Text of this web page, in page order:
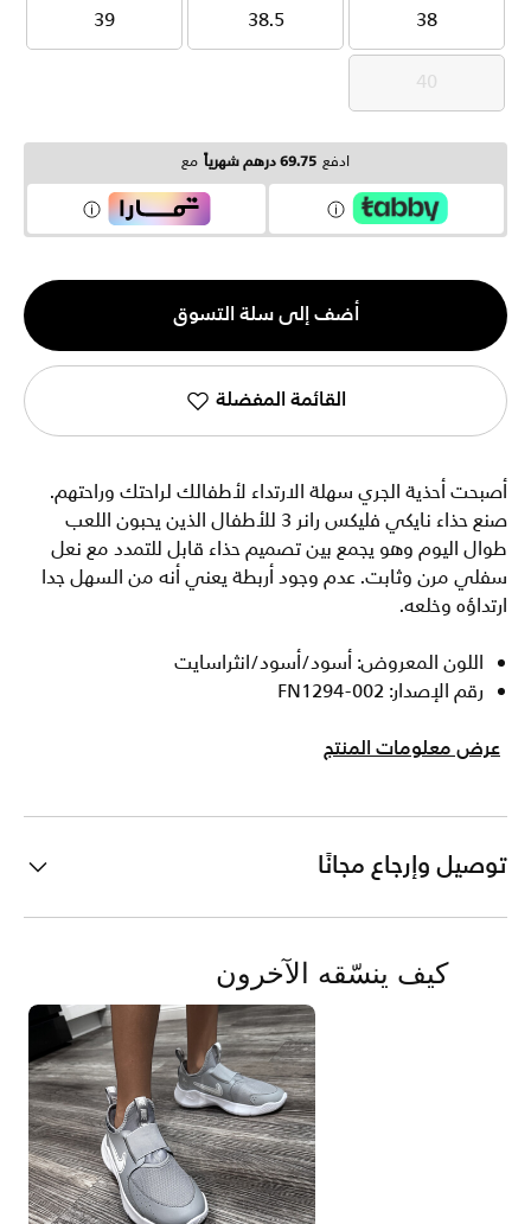
38
38
38.5
38.5
39
39
40
40
ادفع 69.75 درهم شهرياً مع
الكمية
1
أضف إلى سلة التسوق
القائمة المفضلة
أصبحت أحذية الجري سهلة الارتداء لأطفالك لراحتك وراحتهم.
صنع حذاء نايكي فليكس رانر 3 للأطفال الذين يحبون اللعب
طوال اليوم وهو يجمع بين تصميم حذاء قابل للتمدد مع نعل
سفلي مرن وثابت. عدم وجود أربطة يعني أنه من السهل جدا
ارتداؤه وخلعه.
اللون المعروض: أسود/أسود/انثراسايت
رقم الإصدار: FN1294-002
عرض معلومات المنتج
توصيل وإرجاع مجانًا